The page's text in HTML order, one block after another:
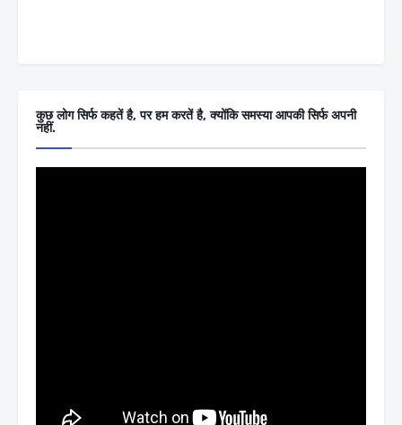
कुछ लोग सिर्फ कहतें है, पर हम करतें है, क्योंकि समस्या आपकी सिर्फ अपनी
नहीं.